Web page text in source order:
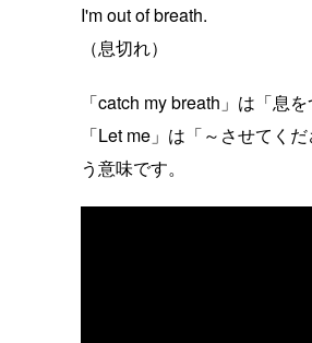
I'm out of breath.
（息切れ）
「catch my breath」は「息
「Let me」は「～させてく
う意味です。